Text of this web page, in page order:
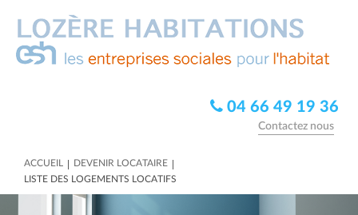
04 66 49 19 36
Contactez nous
ACCUEIL | DEVENIR LOCATAIRE |
LISTE DES LOGEMENTS LOCATIFS